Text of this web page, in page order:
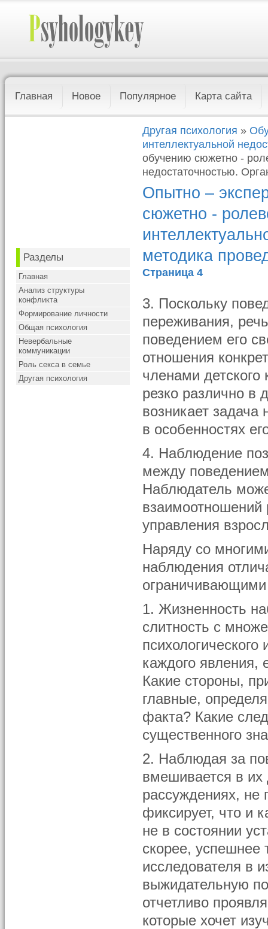
Главная Новое Популярное Карта сайта
Разделы
Главная
Анализ структуры
конфликта
Формирование личности
Общая психология
Невербальные
коммуникации
Роль секса в семье
Другая психология
Другая психология »
интеллектуальной
обучению сюжетно -
недостаточностью.
Опытно –
сюжетно -
методика
Страница 4
3. Поскольку
переживания,
поведением его
отношения
членами
резко различно в
возникает
в особенностях
4. Наблюдение
между
Наблюдатель
взаимоотношений
управления
Наряду со
наблюдения
1. Жизненность
слитность с
каждого явления,
Какие стороны,
главные,
факта? Какие
существенного
2. Наблюдая за
вмешивается в их
рассуждениях, не
фиксирует, что и
не в состоянии
скорее, успешнее
исследователя в
выжидательную
отчетливо
которые хочет